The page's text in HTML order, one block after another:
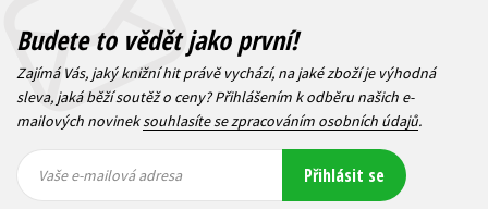
Budete to vědět jako první!
Zajímá Vás, jaký knižní hit právě vychází, na jaké zboží je výhodná
sleva, jaká běží soutěž o ceny? Přihlášením k odběru našich e-
mailových novineksouhlasíte se zpracováním osobních údajů.
mailová
mailová
Vaše e-mailová adresa Přihlásit se